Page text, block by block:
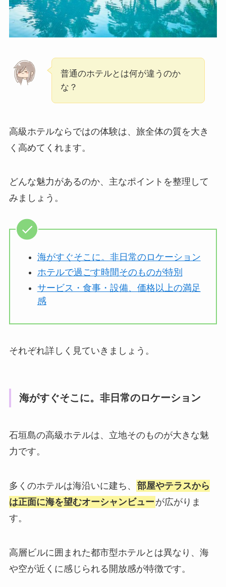
普通のホテルとは何が違うのか
な？
高級ホテルならではの体験は、旅全体の質を大き
く高めてくれます。
どんな魅力があるのか、主なポイントを整理して
みましょう。
海がすぐそこに。非日常のロケーション
ホテルで過ごす時間そのものが特別
サービス・食事・設備、価格以上の満足
感
それぞれ詳しく見ていきましょう。
海がすぐそこに。非日常のロケーション
石垣島の高級ホテルは、立地そのものが大きな魅
力です。
多くのホテルは海沿いに建ち、
部屋やテラスから
は正面に海を望むオーシャンビュー が広がりま
す。
高層ビルに囲まれた都市型ホテルとは異なり、海
や空が近くに感じられる開放感が特徴です。